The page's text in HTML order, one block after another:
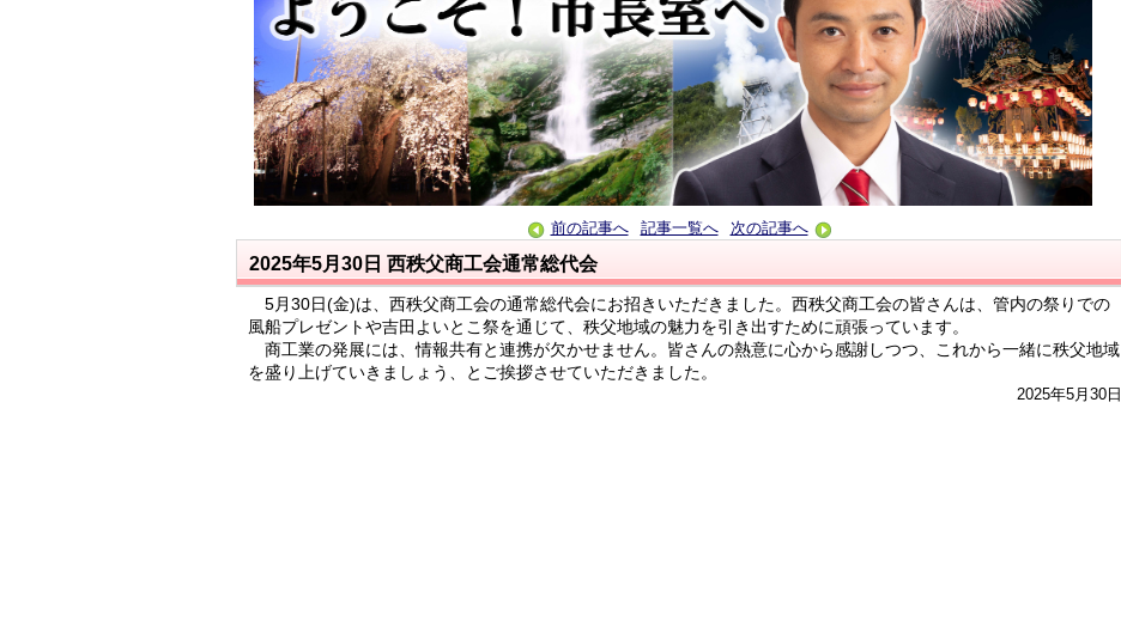
前の記事へ 記事一覧へ 次の記事へ
2025年5月30日 西秩父商工会通常総代会
5月30日(金)は、西秩父商工会の通常総代会にお招きいただきました。西秩父商工会の皆さんは、管内の祭りでの
風船プレゼントや吉田よいとこ祭を通じて、秩父地域の魅力を引き出すために頑張っています。
商工業の発展には、情報共有と連携が欠かせません。皆さんの熱意に心から感謝しつつ、これから一緒に秩父地域
を盛り上げていきましょう、とご挨拶させていただきました。
2025年5月30日